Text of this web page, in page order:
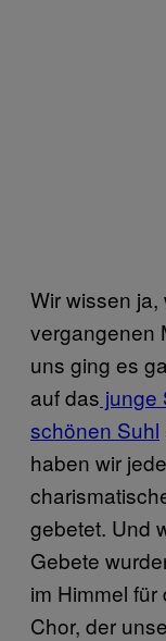
Wir wissen
vergangenen
uns ging es
auf das junge
schönen Suhl
haben wir
gebetet. Und
Gebete
im Himmel
Chor, der